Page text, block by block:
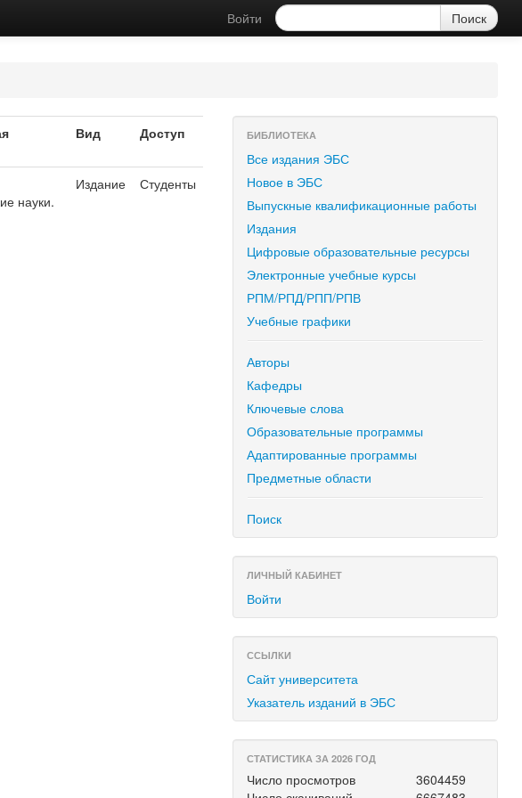
Войти
Вид Доступ
науки.
Издание Студенты
БИБЛИОТЕКА
Все издания ЭБС
Новое в ЭБС
Выпускные квалификационные работы
Издания
Цифровые образовательные ресурсы
Электронные учебные курсы
РПМ/РПД/РПП/РПВ
Учебные графики
Авторы
Кафедры
Ключевые слова
Образовательные программы
Адаптированные программы
Предметные области
Поиск
ЛИЧНЫЙ КАБИНЕТ
Войти
ССЫЛКИ
Сайт университета
Указатель изданий в ЭБС
СТАТИСТИКА ЗА 2026 ГОД
Число просмотров
3604459